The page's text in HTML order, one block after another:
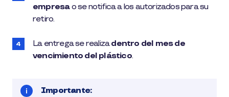
empresao se notifica a los autorizados para su
retiro.
La entrega se realizadentro del mes de
vencimiento del plástico.
Importante: